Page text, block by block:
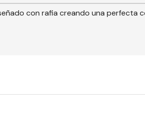
con rafia creando una perfecta